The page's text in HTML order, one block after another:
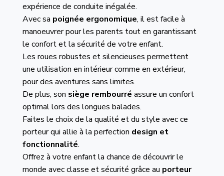
expérience de conduite inégalée.
Avec sa poignée ergonomique, il est facile à
manoeuvrer pour les parents tout en garantissant
le confort et la sécurité de votre enfant.
Les roues robustes et silencieuses permettent
une utilisation en intérieur comme en extérieur,
pour des aventures sans limites.
De plus, son siège rembourré assure un confort
optimal lors des longues balades.
Faites le choix de la qualité et du style avec ce
porteur qui allie à la perfection design et
fonctionnalité.
Offrez à votre enfant la chance de découvrir le
monde avec classe et sécurité grâce au porteur